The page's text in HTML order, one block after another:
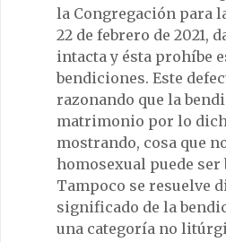
la Congregación para
22 de febrero de 2021,
intacta y ésta prohíbe
bendiciones. Este
razonando que la
matrimonio por lo
mostrando, cosa que
homosexual puede ser
Tampoco se resuelve
significado de la
una categoría no